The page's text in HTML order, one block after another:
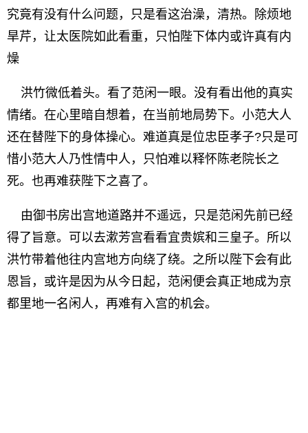
究竟有没有什么问题，只是看这治澡，清热。除烦地
旱芹，让太医院如此看重，只怕陛下体内或许真有内
燥
洪竹微低着头。看了范闲一眼。没有看出他的真实
情绪。在心里暗自想着，在当前地局势下。小范大人
还在替陛下的身体操心。难道真是位忠臣孝子?只是可
惜小范大人乃性情中人，只怕难以释怀陈老院长之
死。也再难获陛下之喜了。
由御书房出宫地道路并不遥远，只是范闲先前已经
得了旨意。可以去漱芳宫看看宜贵嫔和三皇子。所以
洪竹带着他往内宫地方向绕了绕。之所以陛下会有此
恩旨，或许是因为从今日起，范闲便会真正地成为京
都里地一名闲人，再难有入宫的机会。